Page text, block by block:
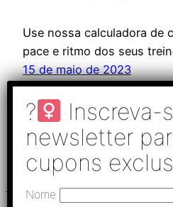
Nosso site usa cookies. Ao usar nosso
Use nossa calculadora de
pace e ritmo dos seus
15 de maio de 2023
Nome